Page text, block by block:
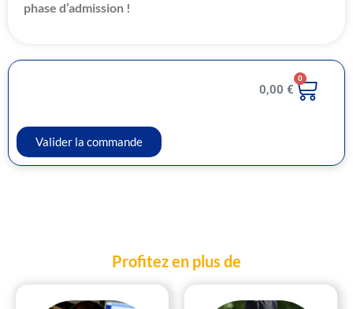
phase d’admission !
0,00 €
0
Valider la commande
Profitez en plus de